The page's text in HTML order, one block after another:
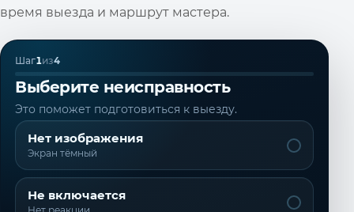
время выезда и маршрут мастера.
Шаг1из4
Выберите неисправность
Это поможет подготовиться к выезду.
Нет изображения
Экран тёмный
Не включается